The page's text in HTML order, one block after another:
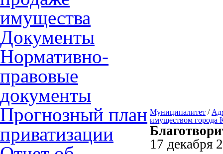
имущества
Документы
Нормативно-
правовые
документы
Прогнозный план
приватизации
Муниципалитет /
имуществом города
17 декабря